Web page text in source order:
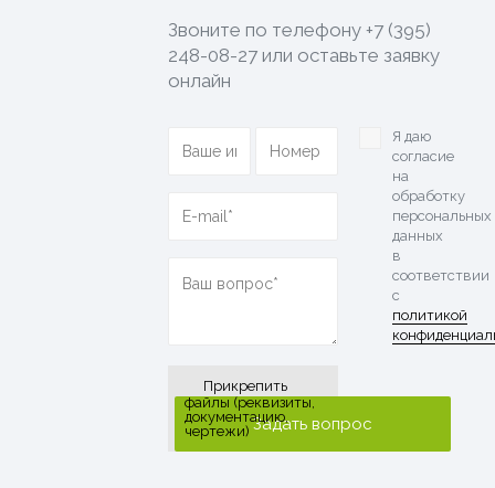
Звоните по телефону+7 (395)
248-08-27 или оставьте заявку
онлайн
Прикрепить
файлы (реквизиты,
документацию,
чертежи)
Я даю
согласие
на
обработку
персональных
данных
в
соответствии
с
политикой